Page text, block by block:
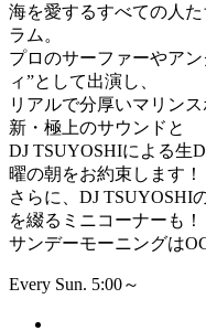
海を愛するすべての人た
ラム。
プロのサーファーやア
ィ”として出演し、
リアルで分厚いマリン
新・極上のサウンドと
DJ TSUYOSHIによる生
曜の朝をお約束します！
さらに、DJ TSUYOSHI
を綴るミニコーナーも！
サンデーモーニングは
Every Sun. 5:00～